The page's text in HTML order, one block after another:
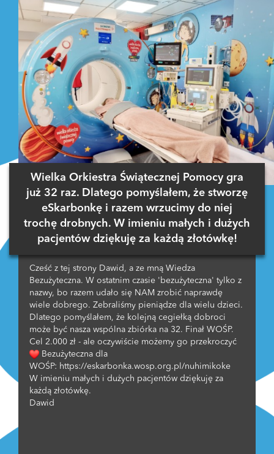
Wielka Orkiestra Świątecznej Pomocy gra
już 32 raz. Dlatego pomyślałem, że stworzę
eSkarbonkę i razem wrzucimy do niej
trochę drobnych. W imieniu małych i dużych
pacjentów dziękuję za każdą złotówkę!
Cześć z tej strony Dawid, a ze mną Wiedza
Bezużyteczna. W ostatnim czasie 'bezużyteczna' tylko z
nazwy, bo razem udało się NAM zrobić naprawdę
wiele dobrego. Zebraliśmy pieniądze dla wielu dzieci.
Dlatego pomyślałem, że kolejną cegiełką dobroci
może być nasza wspólna zbiórka na 32. Finał WOŚP.
Cel 2.000 zł - ale oczywiście możemy go przekroczyć
Bezużyteczna dla
WOŚP: https://eskarbonka.wosp.org.pl/nuhimikoke
W imieniu małych i dużych pacjentów dziękuję za
każdą złotówkę.
Dawid